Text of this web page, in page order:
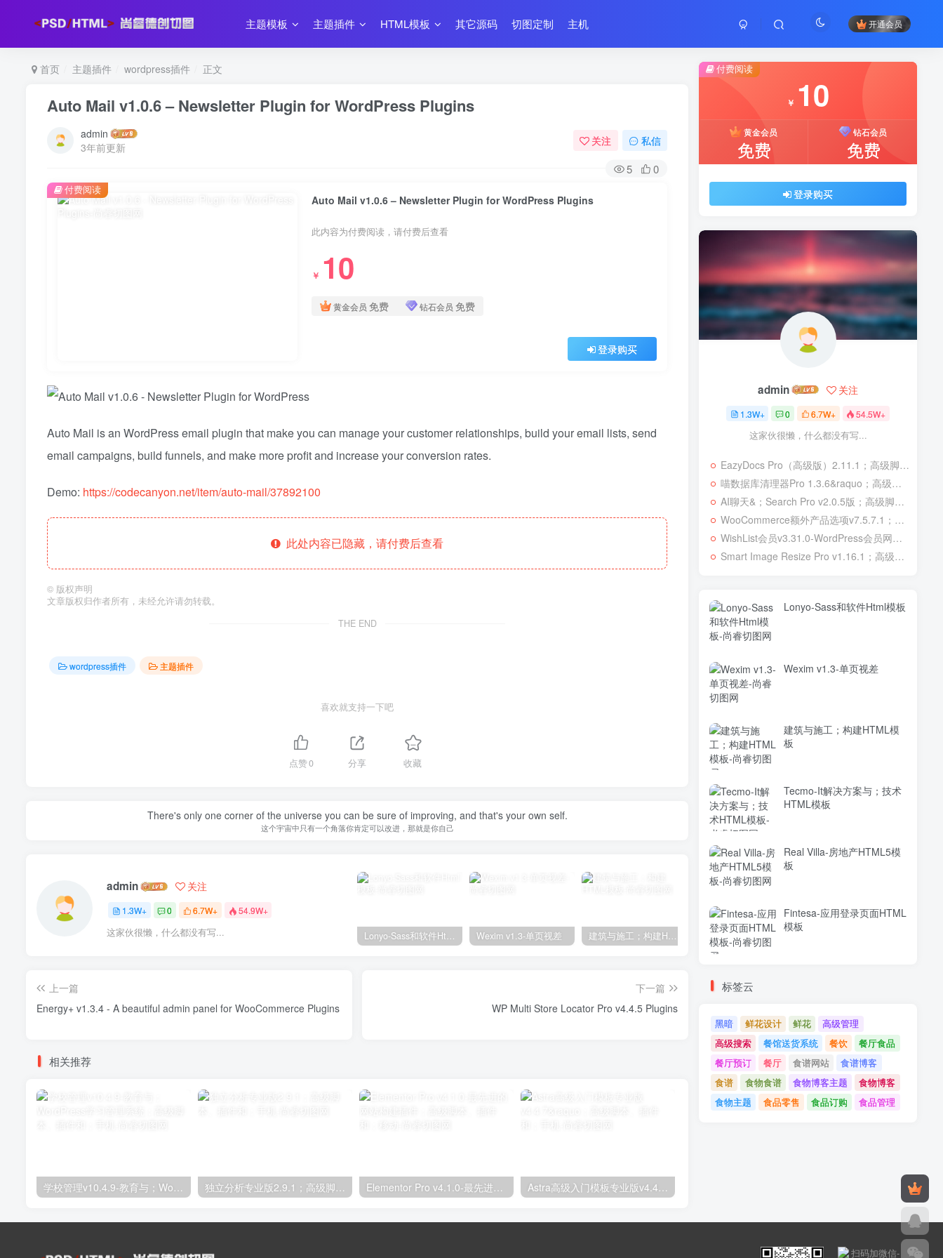
主题模板 主题插件 HTML模板 其它源码 切图定制 主机 开通会员
首页 主题插件 wordpress插件 正文
Auto Mail v1.0.6 – Newsletter Plugin for WordPress Plugins
admin
3年前更新
关注 私信
5 0
Auto Mail v1.0.6 – Newsletter Plugin for WordPress Plugins
此内容为付费阅读，请付费后查看
￥ 10
黄金会员 免费 钻石会员 免费
登录购买
付费阅读
Auto Mail is an WordPress email plugin that make you can manage your customer relationships, build your email lists, send
email campaigns, build funnels, and make more profit and increase your conversion rates.
Demo: https://codecanyon.net/item/auto-mail/37892100
此处内容已隐藏，请付费后查看
© 版权声明
文章版权归作者所有，未经允许请勿转载。
THE END
wordpress插件 主题插件
喜欢就支持一下吧
点赞0 分享 收藏
There's only one corner of the universe you can be sure of improving, and that's your own self.
这个宇宙中只有一个角落你肯定可以改进，那就是你自己
admin 关注
1.3W+ 0 6.7W+ 54.9W+
这家伙很懒，什么都没有写... Lonyo-Sass和软件Html模板 Wexim v1.3-单页视差 建筑与施工；构建HTML模板 Tecmo-It解决方案与；技术HTML模板
上一篇
Energy+ v1.3.4 - A beautiful admin panel for WooCommerce Plugins
下一篇
WP Multi Store Locator Pro v4.4.5 Plugins
相关推荐
学校管理v10.4.9-教育与；WordPress学习管理系统；高级脚本、插件和；手机 独立分析专业版2.9.1；高级脚本、插件和；手机
付费阅读
￥ 10
黄金会员
免费
钻石会员
免费
登录购买
admin 关注
1.3W+ 0 6.7W+ 54.5W+
这家伙很懒，什么都没有写...
EazyDocs Pro（高级版）2.11.1；高级脚本、插件和；移动
喵数据库清理器Pro 1.3.6&raquo；高级脚本、插件和；移动
AI聊天&；Search Pro v2.0.5版；高级脚本、插件和；移动
WooCommerce额外产品选项v7.5.7.1；高级脚本、插件和；移动
WishList会员v3.31.0-WordPress会员网站；高级脚本、插件和；移动
Smart Image Resize Pro v1.16.1；高级脚本、插件和；移动
Lonyo-Sass和软件Html模板
Wexim v1.3-单页视差
建筑与施工；构建HTML模
板
Tecmo-It解决方案与；技术
HTML模板
Real Villa-房地产HTML5模
板
Fintesa-应用登录页面HTML
模板
标签云
黑暗 鲜花设计 鲜花
高级管理
高级搜索
餐馆送货系统 餐饮
餐厅食品
餐厅预订
餐厅 食谱网站
食谱博客
食谱
食物食谱 食物博客主题
食物博客
食物主题
食品零售 食品订购 食品管理